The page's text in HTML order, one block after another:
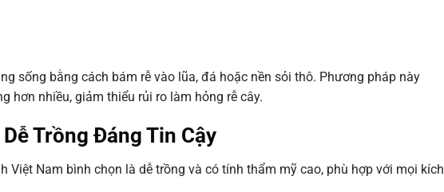
sống bằng cách bám rễ vào lũa, đá hoặc nền sỏi thô. Phương pháp này
hơn nhiều, giảm thiểu rủi ro làm hỏng rễ cây.
Trồng Đáng Tin Cậy
Nam bình chọn là dễ trồng và có tính thẩm mỹ cao, phù hợp với mọi kích